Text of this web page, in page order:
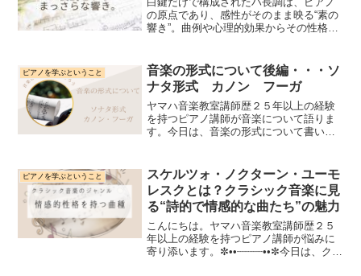
の原点であり、感性がそのまま映る“素の
響き”。曲例や心理的効果からその性格を
ピアノを学ぶということ
音楽の形式について後編・・・ソ
ナタ形式 カノン フーガ
ヤマハ音楽教室講師歴２５年以上の経験
を持つピアノ講師が音楽について語りま
す。今日は、音楽の形式について書いて
識」も必要です。音楽を学ぶ上で、形式
を知っておくことはとても...
ピアノを学ぶということ
スケルツォ・ノクターン・ユーモ
レスクとは？クラシック音楽に見
る“詩的で情感的な曲たち”の魅力
こんにちは。ヤマハ音楽教室講師歴２５
年以上の経験を持つピアノ講師が悩みに
寄り添います。✼••┈┈┈┈••✼今日は、クラ